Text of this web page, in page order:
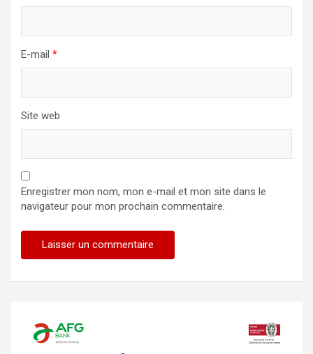
E-mail *
Site web
Enregistrer mon nom, mon e-mail et mon site dans le
navigateur pour mon prochain commentaire.